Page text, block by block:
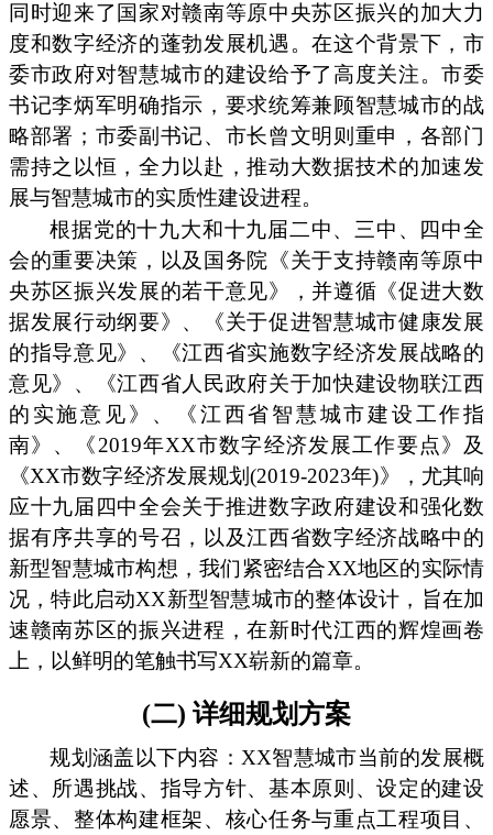
同时迎来了国家对赣南等原中央苏区振兴的加大力
度和数字经济的蓬勃发展机遇。在这个背景下，市
委市政府对智慧城市的建设给予了高度关注。市委
书记李炳军明确指示，要求统筹兼顾智慧城市的战
略部署；市委副书记、市长曾文明则重申，各部门
需持之以恒，全力以赴，推动大数据技术的加速发
展与智慧城市的实质性建设进程。
根据党的十九大和十九届二中、三中、四中全
会的重要决策，以及国务院《关于支持赣南等原中
央苏区振兴发展的若干意见》，并遵循《促进大数
据发展行动纲要》、《关于促进智慧城市健康发展
的指导意见》、《江西省实施数字经济发展战略的
意见》、《江西省人民政府关于加快建设物联江西
的实施意见》、《江西省智慧城市建设工作指
南》、《2019年XX市数字经济发展工作要点》及
《XX市数字经济发展规划(2019-2023年)》，尤其响
应十九届四中全会关于推进数字政府建设和强化数
据有序共享的号召，以及江西省数字经济战略中的
新型智慧城市构想，我们紧密结合XX地区的实际情
况，特此启动XX新型智慧城市的整体设计，旨在加
速赣南苏区的振兴进程，在新时代江西的辉煌画卷
上，以鲜明的笔触书写XX崭新的篇章。
(二) 详细规划方案
规划涵盖以下内容：XX智慧城市当前的发展概
述、所遇挑战、指导方针、基本原则、设定的建设
愿景、整体构建框架、核心任务与重点工程项目、